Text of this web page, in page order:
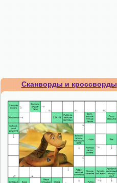
Сканворды и кроссворды